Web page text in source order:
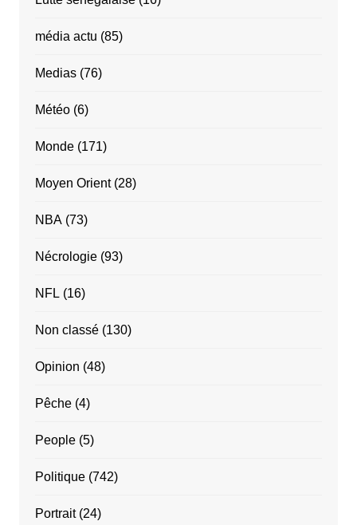
média actu (85)
Medias(76)
Météo(6)
Monde(171)
Moyen Orient(28)
NBA(73)
Nécrologie(93)
NFL (16)
Non classé(130)
Opinion (48)
Pêche(4)
People(5)
Politique(742)
Portrait(24)